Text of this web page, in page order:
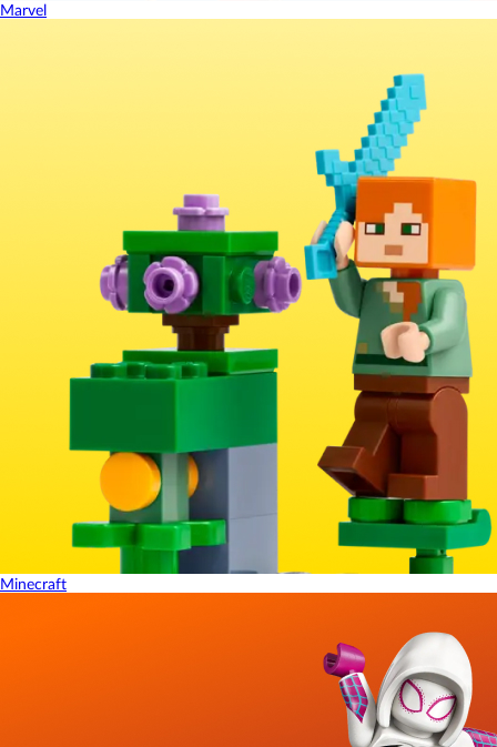
Marvel
Minecraft